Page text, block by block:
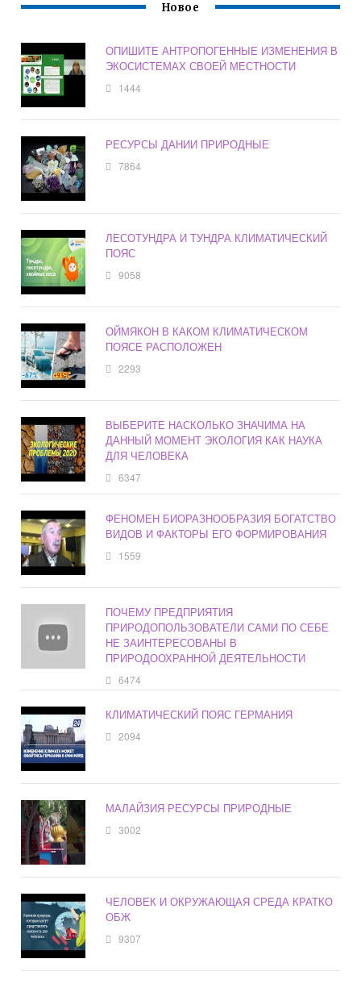
Новое
ОПИШИТЕ АНТРОПОГЕННЫЕ ИЗМЕНЕНИЯ В
ЭКОСИСТЕМАХ СВОЕЙ МЕСТНОСТИ
1444
РЕСУРСЫ ДАНИИ ПРИРОДНЫЕ
7864
ЛЕСОТУНДРА И ТУНДРА КЛИМАТИЧЕСКИЙ
ПОЯС
9058
ОЙМЯКОН В КАКОМ КЛИМАТИЧЕСКОМ
ПОЯСЕ РАСПОЛОЖЕН
2293
ВЫБЕРИТЕ НАСКОЛЬКО ЗНАЧИМА НА
ДАННЫЙ МОМЕНТ ЭКОЛОГИЯ КАК НАУКА
ДЛЯ ЧЕЛОВЕКА
6347
ФЕНОМЕН БИОРАЗНООБРАЗИЯ БОГАТСТВО
ВИДОВ И ФАКТОРЫ ЕГО ФОРМИРОВАНИЯ
1559
ПОЧЕМУ ПРЕДПРИЯТИЯ
ПРИРОДОПОЛЬЗОВАТЕЛИ САМИ ПО СЕБЕ
НЕ ЗАИНТЕРЕСОВАНЫ В
ПРИРОДООХРАННОЙ ДЕЯТЕЛЬНОСТИ
6474
КЛИМАТИЧЕСКИЙ ПОЯС ГЕРМАНИЯ
2094
МАЛАЙЗИЯ РЕСУРСЫ ПРИРОДНЫЕ
3002
ЧЕЛОВЕК И ОКРУЖАЮЩАЯ СРЕДА КРАТКО
ОБЖ
9307